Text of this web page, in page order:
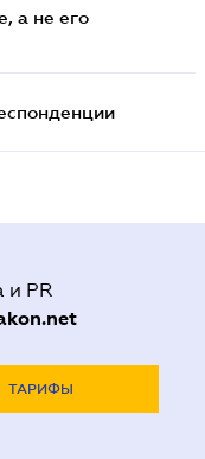
а не его
и PR
ТАРИФЫ